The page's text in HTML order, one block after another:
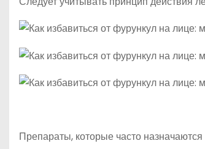
Препараты, которые часто